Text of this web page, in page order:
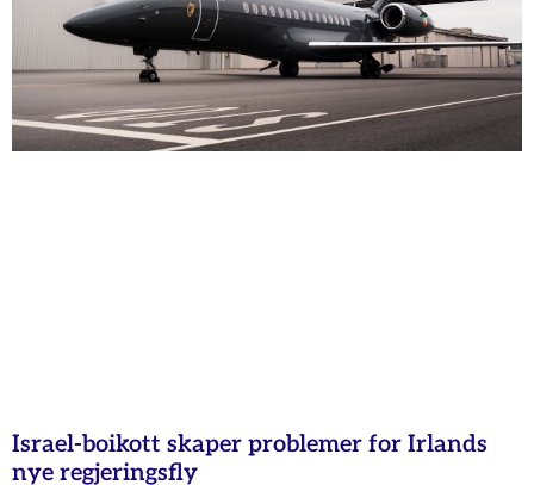
Israel-boikott skaper problemer for Irlands
nye regjeringsfly